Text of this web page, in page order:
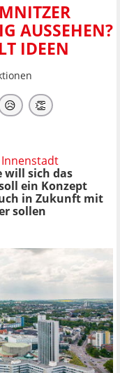
AUSSEHEN?
IDEEN
😥 👏
will sich das
ein Konzept
in Zukunft mit
sollen